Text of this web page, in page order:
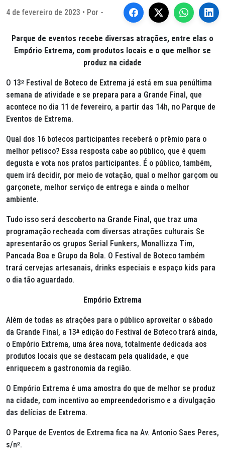
4 de fevereiro de 2023 • Por -
Parque de eventos recebe diversas atrações, entre elas o
Empório Extrema, com produtos locais e o que melhor se
produz na cidade
O 13º Festival de Boteco de Extrema já está em sua penúltima
semana de atividade e se prepara para a Grande Final, que
acontece no dia 11 de fevereiro, a partir das 14h, no Parque de
Eventos de Extrema.
Qual dos 16 botecos participantes receberá o prêmio para o
melhor petisco? Essa resposta cabe ao público, que é quem
degusta e vota nos pratos participantes. É o público, também,
quem irá decidir, por meio de votação, qual o melhor garçom ou
garçonete, melhor serviço de entrega e ainda o melhor
ambiente.
Tudo isso será descoberto na Grande Final, que traz uma
programação recheada com diversas atrações culturais Se
apresentarão os grupos Serial Funkers, Monallizza Tim,
Pancada Boa e Grupo da Bola. O Festival de Boteco também
trará cervejas artesanais, drinks especiais e espaço kids para
o dia tão aguardado.
Empório Extrema
Além de todas as atrações para o público aproveitar o sábado
da Grande Final, a 13ª edição do Festival de Boteco trará ainda,
o Empório Extrema, uma área nova, totalmente dedicada aos
produtos locais que se destacam pela qualidade, e que
enriquecem a gastronomia da região.
O Empório Extrema é uma amostra do que de melhor se produz
na cidade, com incentivo ao empreendedorismo e a divulgação
das delícias de Extrema.
O Parque de Eventos de Extrema fica na Av. Antonio Saes Peres,
s/nº.